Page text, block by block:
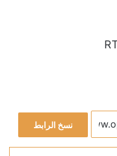
نسخ الرابط